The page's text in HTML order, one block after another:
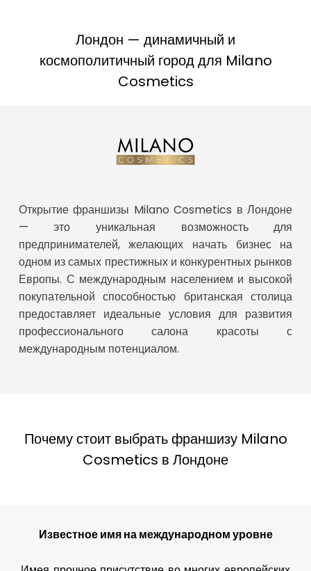
Лондон — динамичный и
космополитичный город для Milano
Cosmetics
Открытие франшизы Milano Cosmetics в Лондоне
— это уникальная возможность для
предпринимателей, желающих начать бизнес на
одном из самых престижных и конкурентных рынков
Европы. С международным населением и высокой
покупательной способностью британская столица
предоставляет идеальные условия для развития
профессионального салона красоты с
международным потенциалом.
Почему стоит выбрать франшизу Milano
Cosmetics в Лондоне
Известное имя на международном уровне